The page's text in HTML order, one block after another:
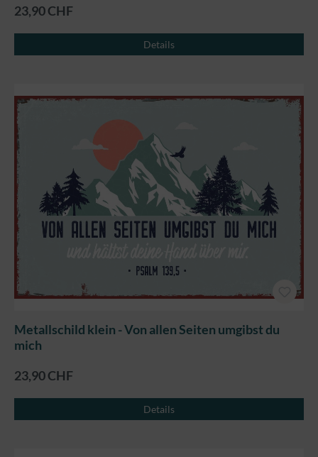
23,90 CHF
Details
Metallschild klein - Von allen Seiten umgibst du
mich
23,90 CHF
Details